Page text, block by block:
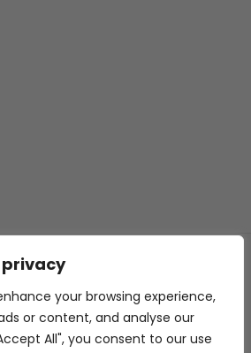
privacy
your browsing experience,
or content, and analyse our
All", you consent to our use
WEB TASARIM